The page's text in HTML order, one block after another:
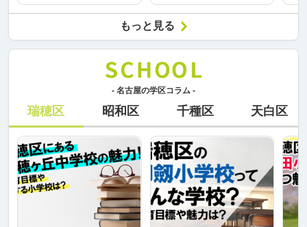
もっと見る
- 名古屋の学区コラム -
瑞穂区 昭和区 千種区 天白区